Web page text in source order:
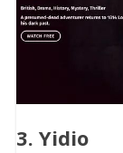
3. Yidio